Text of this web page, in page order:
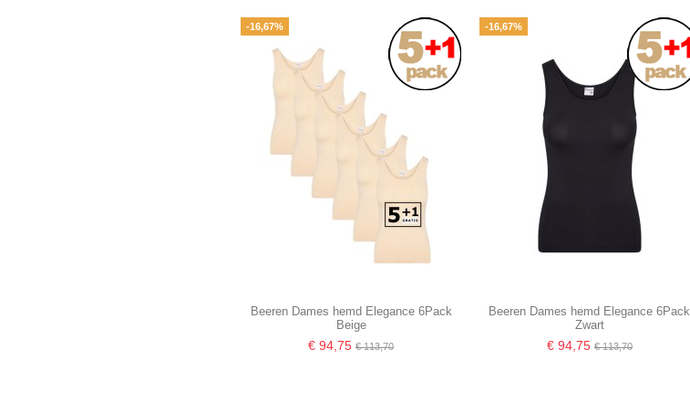
-16,67%
Beeren Dames hemd Elegance 6Pack
Beige
€ 94,75€ 113,70
-16,67%
Beeren Dames hemd Elegance 6Pack
Zwart
€ 94,75 € 113,70